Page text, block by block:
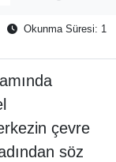
Okunma Süresi: 1
çevre
söz